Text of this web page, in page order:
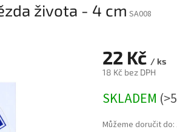
života - 4 cm SA008
22 Kč / ks
18 Kč bez DPH
cena:
SKLADEM
Můžeme doručit do: